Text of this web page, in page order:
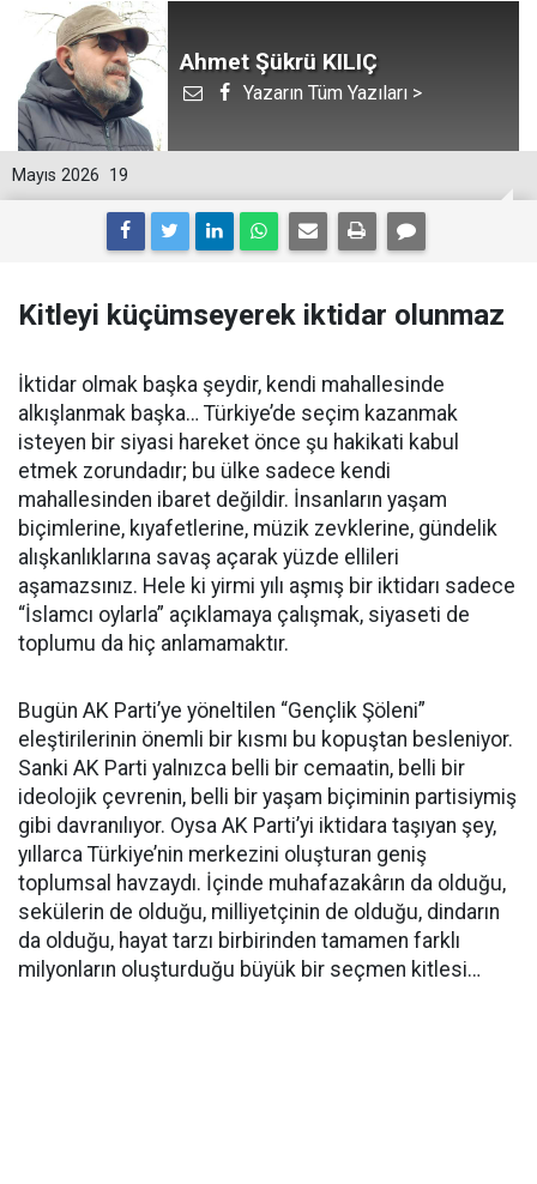
Ahmet Şükrü KILIÇ
Yazarın Tüm Yazıları >
19
Mayıs 2026
Kitleyi küçümseyerek iktidar olunmaz
İktidar olmak başka şeydir, kendi mahallesinde
alkışlanmak başka… Türkiye’de seçim kazanmak
isteyen bir siyasi hareket önce şu hakikati kabul
etmek zorundadır; bu ülke sadece kendi
mahallesinden ibaret değildir. İnsanların yaşam
biçimlerine, kıyafetlerine, müzik zevklerine, gündelik
alışkanlıklarına savaş açarak yüzde ellileri
aşamazsınız. Hele ki yirmi yılı aşmış bir iktidarı sadece
“İslamcı oylarla” açıklamaya çalışmak, siyaseti de
toplumu da hiç anlamamaktır.
Bugün AK Parti’ye yöneltilen “Gençlik Şöleni”
eleştirilerinin önemli bir kısmı bu kopuştan besleniyor.
Sanki AK Parti yalnızca belli bir cemaatin, belli bir
ideolojik çevrenin, belli bir yaşam biçiminin partisiymiş
gibi davranılıyor. Oysa AK Parti’yi iktidara taşıyan şey,
yıllarca Türkiye’nin merkezini oluşturan geniş
toplumsal havzaydı. İçinde muhafazakârın da olduğu,
sekülerin de olduğu, milliyetçinin de olduğu, dindarın
da olduğu, hayat tarzı birbirinden tamamen farklı
milyonların oluşturduğu büyük bir seçmen kitlesi…